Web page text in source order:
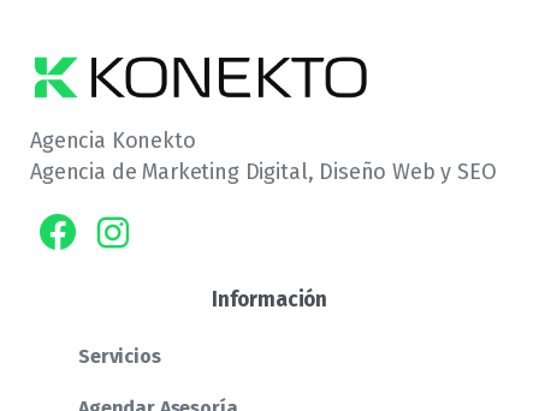
Agencia Konekto
Agencia de Marketing Digital, Diseño Web y SEO
Información
Servicios